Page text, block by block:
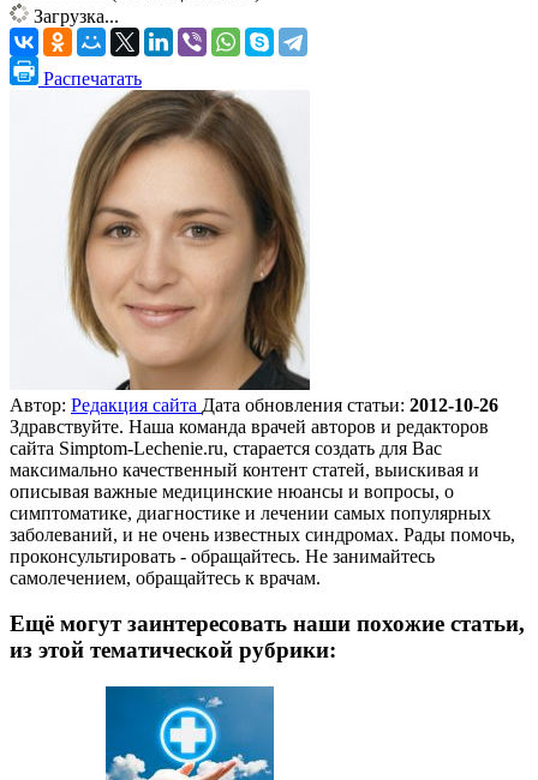
Загрузка...
Распечатать
Автор: Редакция сайта Дата обновления статьи: 2012-10-26
Здравствуйте. Наша команда врачей авторов и редакторов
сайта Simptom-Lechenie.ru, старается создать для Вас
максимально качественный контент статей, выискивая и
описывая важные медицинские нюансы и вопросы, о
симптоматике, диагностике и лечении самых популярных
заболеваний, и не очень известных синдромах. Рады помочь,
проконсультировать - обращайтесь. Не занимайтесь
самолечением, обращайтесь к врачам.
Ещё могут заинтересовать наши похожие статьи,
из этой тематической рубрики: